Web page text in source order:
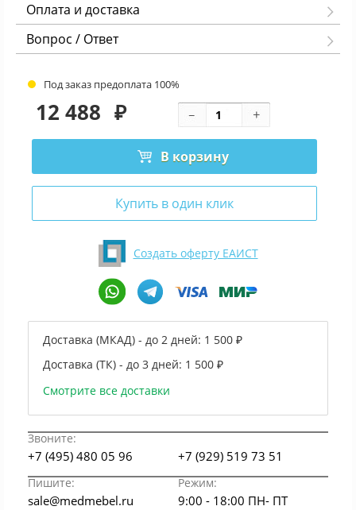
Оплата и доставка
Вопрос / Ответ
Под заказ предоплата 100%
12 488 ₽
В корзину
Купить в один клик
Создать оферту ЕАИСТ
Доставка (МКАД) - до 2 дней: 1 500 ₽
Доставка (ТК) - до 3 дней: 1 500 ₽
Смотрите все доставки
Звоните:
+7 (495) 480 05 96 +7 (929) 519 73 51
Пишите: Режим:
sale@medmebel.ru 9:00 - 18:00 ПН- ПТ